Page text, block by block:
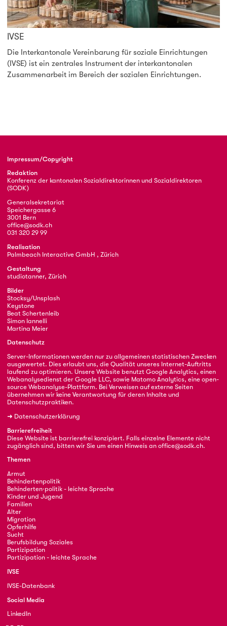
IVSE
Die Interkantonale Vereinbarung für soziale Einrichtungen
(IVSE) ist ein zentrales Instrument der interkantonalen
Zusammenarbeit im Bereich der sozialen Einrichtungen.
Impressum/Copyright
Redaktion
Konferenz der kantonalen Sozialdirektorinnen und Sozialdirektoren
(SODK)
Generalsekretariat
Speichergasse 6
3001 Bern
office@sodk.ch
031 320 29 99
Realisation
Palmbeach Interactive GmbH , Zürich
Gestaltung
studiotanner, Zürich
Bilder
Stocksy/Unsplash
Keystone
Beat Schertenleib
Simon Iannelli
Martina Meier
Datenschutz
Server-Informationen werden nur zu allgemeinen statistischen Zwecken
ausgewertet. Dies erlaubt uns, die Qualität unseres Internet-Auftritts
laufend zu optimieren. Unsere Website benutzt Google Analytics, einen
Webanalysedienst der Google LLC, sowie Matomo Analytics, eine open-
source Webanalyse-Plattform. Bei Verweisen auf externe Seiten
übernehmen wir keine Verantwortung für deren Inhalte und
Datenschutzpraktiken.
➜ Datenschutzerklärung
Barrierefreiheit
Diese Website ist barrierefrei konzipiert. Falls einzelne Elemente nicht
zugänglich sind, bitten wir Sie um einen Hinweis an office@sodk.ch.
Themen
Armut
Behindertenpolitik
Behinderten·politik - leichte Sprache
Kinder und Jugend
Familien
Alter
Migration
Opferhilfe
Sucht
Berufsbildung Soziales
Partizipation
Partizipation - leichte Sprache
IVSE
IVSE-Datenbank
Social Media
LinkedIn